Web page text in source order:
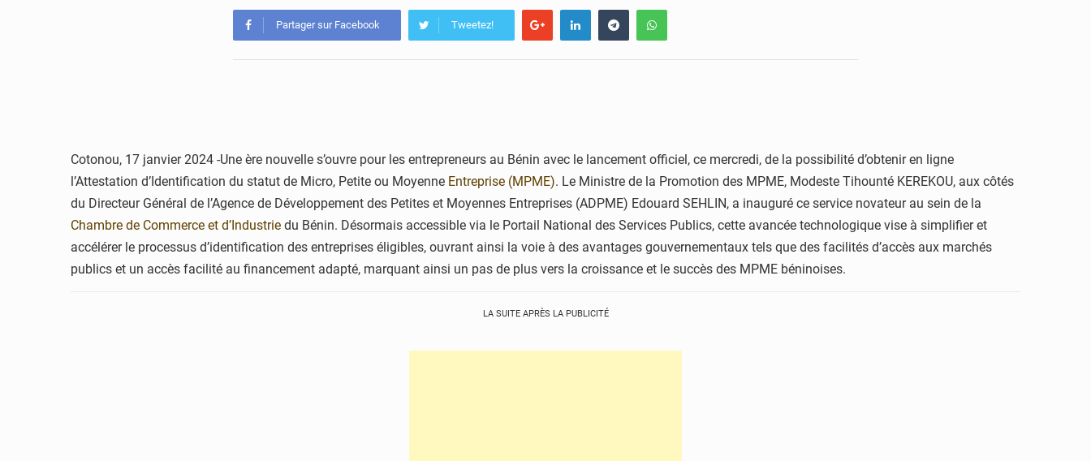
Partager sur Facebook Tweetez!
Cotonou, 17 janvier 2024 -Une ère nouvelle s’ouvre pour les entrepreneurs au Bénin avec le lancement officiel, ce mercredi, de la possibilité d’obtenir en ligne
l’Attestation d’Identification du statut de Micro, Petite ou Moyenne Entreprise (MPME). Le Ministre de la Promotion des MPME, Modeste Tihounté KEREKOU, aux côtés
du Directeur Général de l’Agence de Développement des Petites et Moyennes Entreprises (ADPME) Edouard SEHLIN, a inauguré ce service novateur au sein de la
Chambre de Commerce et d’Industrie du Bénin. Désormais accessible via le Portail National des Services Publics, cette avancée technologique vise à simplifier et
accélérer le processus d’identification des entreprises éligibles, ouvrant ainsi la voie à des avantages gouvernementaux tels que des facilités d’accès aux marchés
publics et un accès facilité au financement adapté, marquant ainsi un pas de plus vers la croissance et le succès des MPME béninoises.
LA SUITE APRÈS LA PUBLICITÉ